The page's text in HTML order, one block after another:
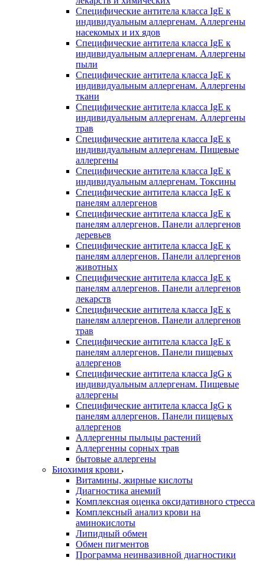
Специфические антитела класса IgE к
индивидуальным аллергенам. Аллергены
насекомых и их ядов
Специфические антитела класса IgE к
индивидуальным аллергенам. Аллергены
пыли
Специфические антитела класса IgE к
индивидуальным аллергенам. Аллергены
ткани
Специфические антитела класса IgE к
индивидуальным аллергенам. Аллергены
трав
Специфические антитела класса IgE к
индивидуальным аллергенам. Пищевые
аллергены
Специфические антитела класса IgE к
индивидуальным аллергенам. Токсины
Специфические антитела класса IgE к
панелям аллергенов
Специфические антитела класса IgE к
панелям аллергенов. Панели аллергенов
деревьев
Специфические антитела класса IgE к
панелям аллергенов. Панели аллергенов
животных
Специфические антитела класса IgE к
панелям аллергенов. Панели аллергенов
лекарств
Специфические антитела класса IgE к
панелям аллергенов. Панели аллергенов
трав
Специфические антитела класса IgE к
панелям аллергенов. Панели пищевых
аллергенов
Специфические антитела класса IgG к
индивидуальным аллергенам. Пищевые
аллергены
Специфические антитела класса IgG к
панелям аллергенов. Панели пищевых
аллергенов
Аллергенны пыльцы растений
Аллергенны сорных трав
бытовые аллергены
Биохимия крови
Витамины, жирные кислоты
Диагностика анемий
Комплексная оценка оксидативного стресса
Комплексный анализ крови на
аминокислоты
Липидный обмен
Обмен пигментов
Программа неинвазивной диагностики